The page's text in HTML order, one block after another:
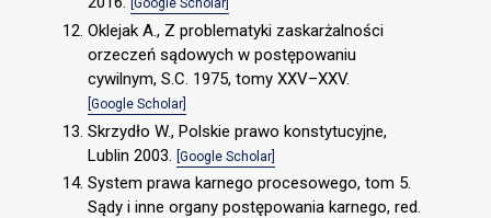
[Google Scholar]
Oklejak A., Z problematyki zaskarżalności
orzeczeń sądowych w postępowaniu
cywilnym, S.C. 1975, tomy XXV–XXV.
[Google Scholar]
Skrzydło W., Polskie prawo konstytucyjne,
Lublin 2003. [Google Scholar]
System prawa karnego procesowego, tom 5.
Sądy i inne organy postępowania karnego, red.